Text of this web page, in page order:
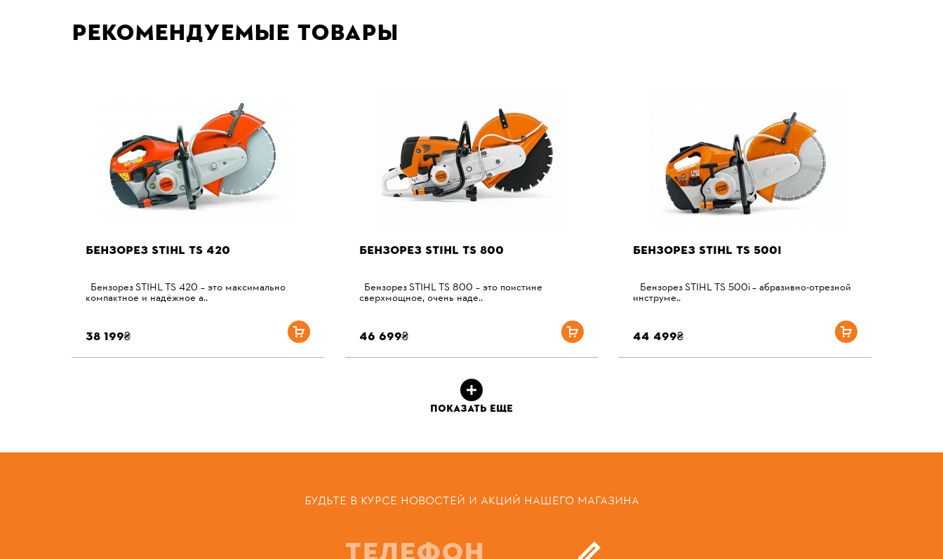
Рекомендуемые товары
БЕНЗОРЕЗ STIHL TS 420
Бензорез STIHL TS 420 – это максимально
компактное и надёжное а..
38 199₴
БЕНЗОРЕЗ STIHL TS 800
Бензорез STIHL TS 800 – это поистине
сверхмощное, очень наде..
46 699₴
БЕНЗОРЕЗ STIHL TS 500І
Бензорез STIHL TS 500i – абразивно-отрезной
инструме..
44 499₴
ПОКАЗАТЬ ЕЩЕ
БУДЬТЕ В КУРСЕ НОВОСТЕЙ И АКЦИЙ НАШЕГО МАГАЗИНА